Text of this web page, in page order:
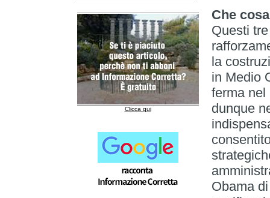
Clicca qui
Che
Questi
la
in Medio
ferma nel
dunque
Obama